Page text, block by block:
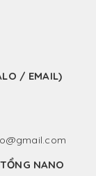
/ EMAIL)
NANO